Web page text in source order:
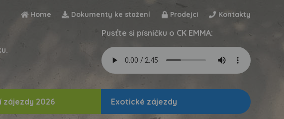
Home Dokumenty ke stažení Prodejci Kontakty
Pusťte si písničku o CK EMMA:
zájezdy 2026 Exotické zájezdy